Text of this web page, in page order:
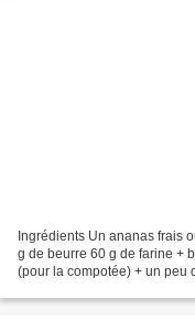
Ingrédients Un ananas frais
g de beurre 60 g de farine +
(pour la compotée) + un peu